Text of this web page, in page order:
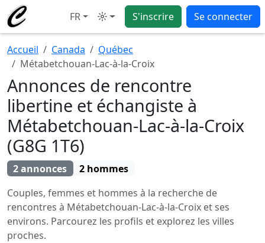
FR Mode S'inscrire Se connecter
Accueil Canada
Québec
Métabetchouan-Lac-à-la-Croix
Annonces de rencontre
libertine et échangiste à
Métabetchouan-Lac-à-la-Croix
(G8G 1T6)
2 annonces
2 hommes
Couples, femmes et hommes à la recherche de
rencontres à Métabetchouan-Lac-à-la-Croix et ses
environs. Parcourez les profils et explorez les villes
proches.